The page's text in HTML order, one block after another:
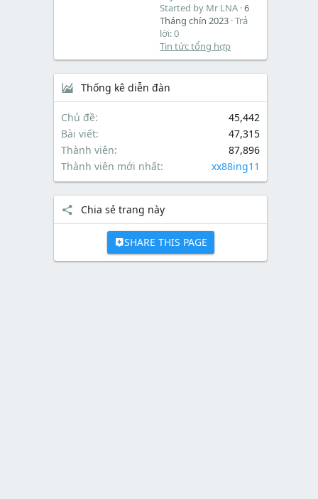
Started by Mr LNA 6
Tháng chín 2023 Trả
lời: 0
Tin tức tổng hợp
Thống kê diễn đàn
Chủ đề
45,442
Bài viết
47,315
Thành viên
87,896
Thành viên mới nhất
xx88ing11
Chia sẻ trang này
SHARE THIS PAGE